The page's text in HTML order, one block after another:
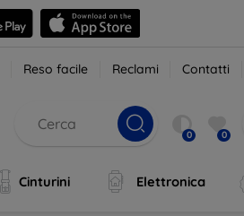
Reso facile Reclami Contatti
0 0
Cinturini Elettronica